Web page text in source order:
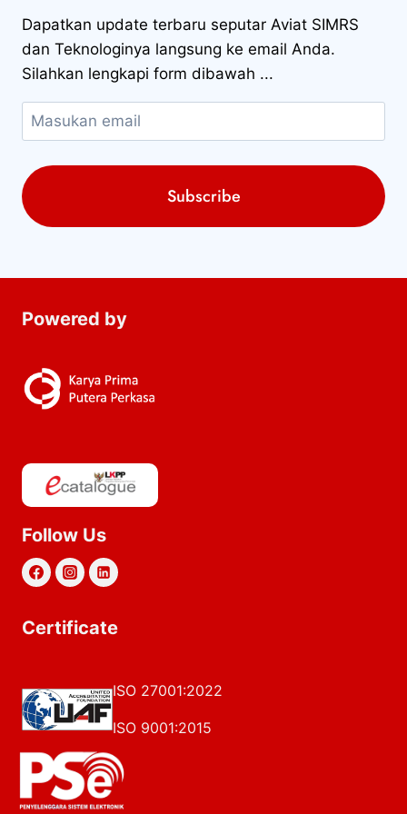
Dapatkan update terbaru seputar Aviat SIMRS
dan Teknologinya langsung ke email Anda.
Silahkan lengkapi form dibawah ...
Powered by
Follow Us
Certificate
ISO 27001:2022
ISO 9001:2015